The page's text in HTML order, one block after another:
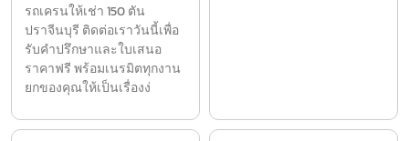
รถเครนให้เช่า 150 ตัน
ปราจีนบุรี ติดต่อเราวันนี้เพื่อ
รับคำปรึกษาและใบเสนอ
ราคาฟรี พร้อมเนรมิตทุกงาน
ยกของคุณให้เป็นเรื่องง่